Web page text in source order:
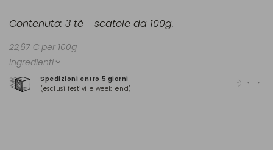
Spedizioni entro 5 giorni
(esclusi festivi e week-end)
Contenuto: 3 tè - scatole da 100g.
22,67 € per 100g
Ingredienti